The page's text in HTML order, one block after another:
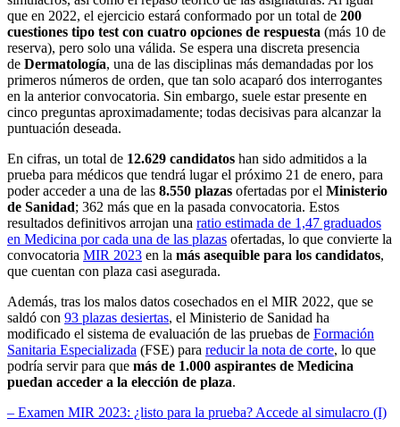
que en 2022, el ejercicio estará conformado por un total de 200
cuestiones tipo test con cuatro opciones de respuesta (más 10 de
reserva), pero solo una válida. Se espera una discreta presencia
de Dermatología, una de las disciplinas más demandadas por los
primeros números de orden, que tan solo acaparó dos interrogantes
en la anterior convocatoria. Sin embargo, suele estar presente en
cinco preguntas aproximadamente; todas decisivas para alcanzar la
puntuación deseada.
En cifras, un total de 12.629 candidatos han sido admitidos a la
prueba para médicos que tendrá lugar el próximo 21 de enero, para
poder acceder a una de las 8.550 plazas ofertadas por el Ministerio
de Sanidad; 362 más que en la pasada convocatoria. Estos
resultados definitivos arrojan una ratio estimada de 1,47 graduados
en Medicina por cada una de las plazas ofertadas, lo que convierte la
convocatoria MIR 2023 en la más asequible para los candidatos,
que cuentan con plaza casi asegurada.
Además, tras los malos datos cosechados en el MIR 2022, que se
saldó con 93 plazas desiertas, el Ministerio de Sanidad ha
modificado el sistema de evaluación de las pruebas de Formación
Sanitaria Especializada (FSE) para reducir la nota de corte, lo que
podría servir para que más de 1.000 aspirantes de Medicina
puedan acceder a la elección de plaza.
– Examen MIR 2023: ¿listo para la prueba? Accede al simulacro (I)